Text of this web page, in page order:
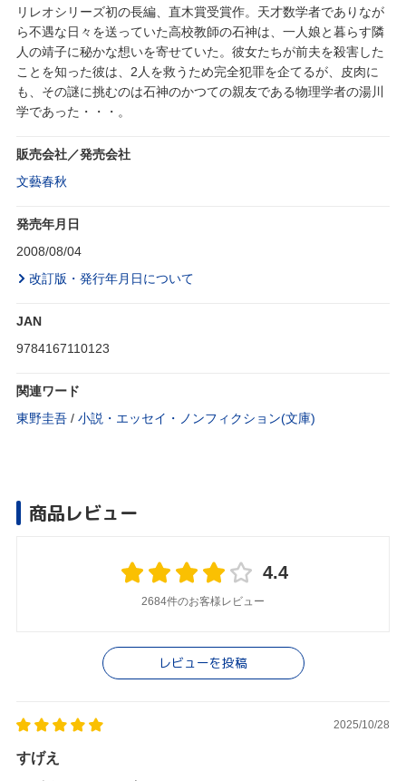
リレオシリーズ初の長編、直木賞受賞作。天才数学者でありなが
ら不遇な日々を送っていた高校教師の石神は、一人娘と暮らす隣
人の靖子に秘かな想いを寄せていた。彼女たちが前夫を殺害した
ことを知った彼は、2人を救うため完全犯罪を企てるが、皮肉に
も、その謎に挑むのは石神のかつての親友である物理学者の湯川
学であった・・・。
販売会社／発売会社
文藝春秋
発売年月日
2008/08/04
改訂版・発行年月日について
JAN
9784167110123
関連ワード
東野圭吾 / 小説・エッセイ・ノンフィクション(文庫)
商品レビュー
4.4
2684件のお客様レビュー
レビューを投稿
2025/10/28
すげえ